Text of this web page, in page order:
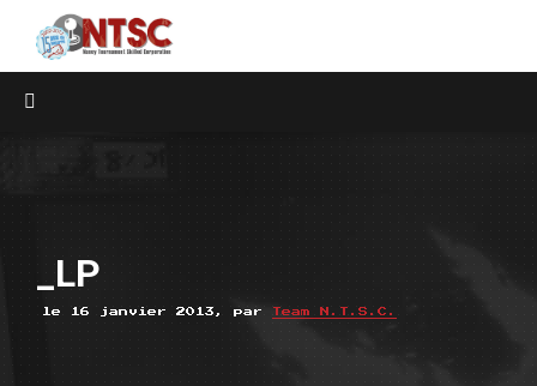
_LP
le 16 janvier 2013, par Team N.T.S.C.